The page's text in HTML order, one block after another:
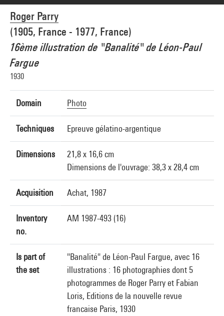
Roger Parry
(1905, France - 1977, France)
16ème illustration de "Banalité" de Léon-Paul
Fargue
1930
Domain Photo
Techniques Epreuve gélatino-argentique
Dimensions
21,8 x 16,6 cm
Dimensions de l'ouvrage: 38,3 x 28,4 cm
Acquisition Achat, 1987
Inventory
no.
AM 1987-493 (16)
Is part of
the set
"Banalité" de Léon-Paul Fargue, avec 16
illustrations : 16 photographies dont 5
photogrammes de Roger Parry et Fabian
Loris, Editions de la nouvelle revue
francaise Paris, 1930
© RMN-Grand Palais
Photo credits : Centre Pompidou, MNAM-CCI/Bertrand Prévost/Dist. GrandPalaisRmn
Image reference : 4R14543 [1999 CX 0635]